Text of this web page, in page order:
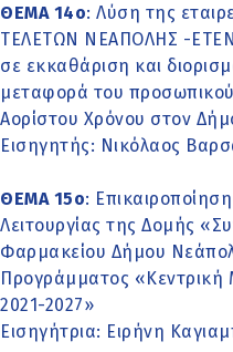
ΘΕΜΑ 14o: Λύση της
ΤΕΛΕΤΩΝ ΝΕΑΠΟΛΗΣ -
σε εκκαθάριση και
μεταφορά του προσωπικού
Αορίστου Χρόνου στον
Εισηγητής: Νικόλαος
ΘΕΜΑ 15o:
Λειτουργίας της Δομής
Φαρμακείου Δήμου
Προγράμματος «Κεντρική
2021-2027»
Εισηγήτρια: Ειρήνη